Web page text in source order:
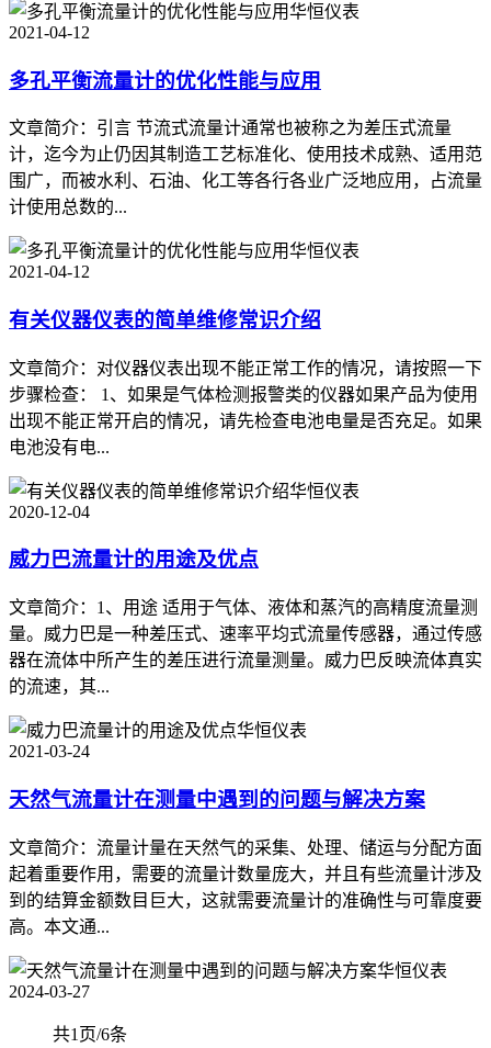
华恒仪表
2021-04-12
多孔平衡流量计的优化性能与应用
文章简介：引言 节流式流量计通常也被称之为差压式流量
计，迄今为止仍因其制造工艺标准化、使用技术成熟、适用范
围广，而被水利、石油、化工等各行各业广泛地应用，占流量
计使用总数的...
华恒仪表
2021-04-12
有关仪器仪表的简单维修常识介绍
文章简介：对仪器仪表出现不能正常工作的情况，请按照一下
步骤检查： 1、如果是气体检测报警类的仪器如果产品为使用
出现不能正常开启的情况，请先检查电池电量是否充足。如果
电池没有电...
华恒仪表
2020-12-04
威力巴流量计的用途及优点
文章简介：1、用途 适用于气体、液体和蒸汽的高精度流量测
量。威力巴是一种差压式、速率平均式流量传感器，通过传感
器在流体中所产生的差压进行流量测量。威力巴反映流体真实
的流速，其...
华恒仪表
2021-03-24
天然气流量计在测量中遇到的问题与解决方案
文章简介：流量计量在天然气的采集、处理、储运与分配方面
起着重要作用，需要的流量计数量庞大，并且有些流量计涉及
到的结算金额数目巨大，这就需要流量计的准确性与可靠度要
高。本文通...
华恒仪表
2024-03-27
共1页/6条